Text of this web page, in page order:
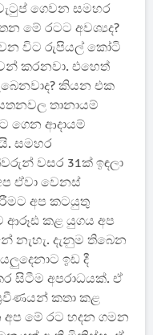
ගෙවන සමහර
මේ රටට අවශ්‍යද?
වන විට රුපියල් කෝටි
කරනවා. එහෙත්
කියන එක
තානායම්
ගෙන ආදායම්
සමහර
වසර 31ක් ඉඳලා
ඒවා වෙනස්
අප කටයුතු
ආරූඪ කළ යුගය අප
නැහැ. දැනුම තිබෙන
ඉඩ දී
සිටීම අපරාධයක්. ඒ
කතා කළ
මේ රට හදන ගමන